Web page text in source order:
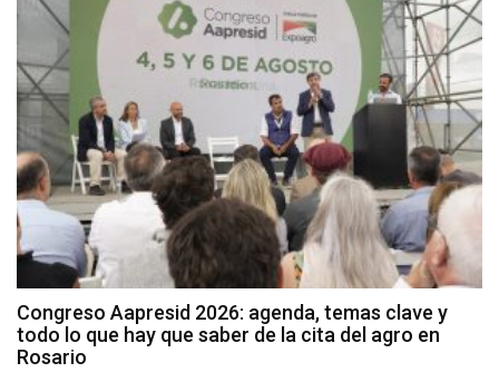
Congreso Aapresid 2026: agenda, temas clave y
todo lo que hay que saber de la cita del agro en
Rosario